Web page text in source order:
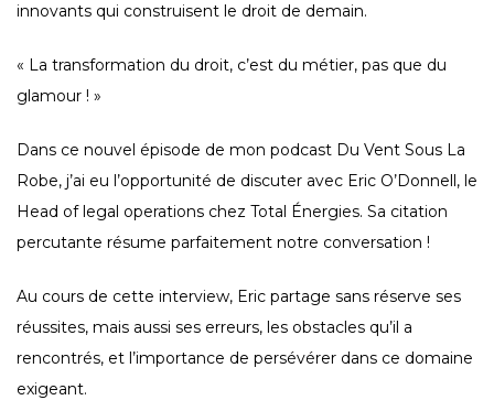
innovants qui construisent le droit de demain.
« La transformation du droit, c’est du métier, pas que du
glamour ! »
Dans ce nouvel épisode de mon podcast Du Vent Sous La
Robe, j’ai eu l’opportunité de discuter avec Eric O’Donnell, le
Head of legal operations chez Total Énergies. Sa citation
percutante résume parfaitement notre conversation !
Au cours de cette interview, Eric partage sans réserve ses
réussites, mais aussi ses erreurs, les obstacles qu’il a
rencontrés, et l’importance de persévérer dans ce domaine
exigeant.